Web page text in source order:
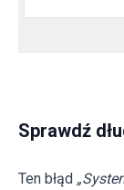
Sprawdź
Ten błąd